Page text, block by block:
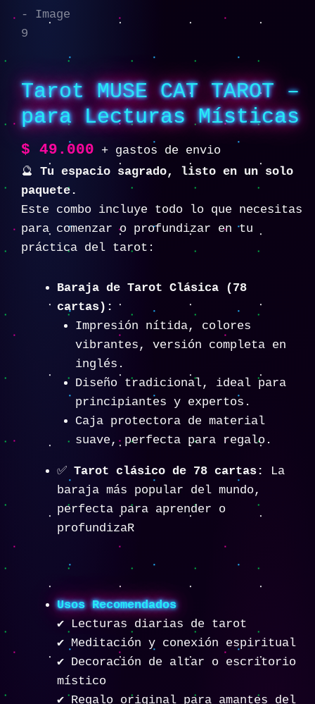
Tarot MUSE CAT TAROT –
para Lecturas Místicas
$ 49.000
+ gastos de envio
🔮 Tu espacio sagrado, listo en un solo
paquete.
Este combo incluye todo lo que necesitas
para comenzar o profundizar en tu
práctica del tarot:
Baraja de Tarot Clásica (78
cartas):
Impresión nítida, colores
vibrantes, versión completa en
inglés.
Diseño tradicional, ideal para
principiantes y expertos.
Caja protectora de material
suave, perfecta para regalo.
✅ Tarot clásico de 78 cartas:
La
baraja más popular del mundo,
perfecta para aprender o
profundizaR
Usos Recomendados
✔️ Lecturas diarias de tarot
✔️ Meditación y conexión espiritual
✔️ Decoración de altar o escritorio
místico
✔️ Regalo original para amantes del